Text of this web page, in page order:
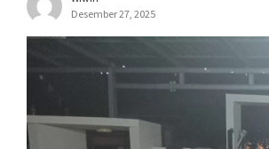
Desember 27, 2025